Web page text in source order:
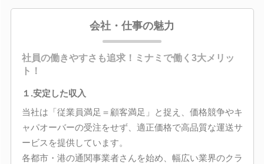
会社・仕事の魅力
社員の働きやすさも追求！ミナミで働く3大メリッ
ト！
１.安定した収入
当社は「従業員満足＝顧客満足」と捉え、価格競争やキ
ャパオーバーの受注をせず、適正価格で高品質な運送サ
ービスを提供しています。
各都市・港の通関事業者さんを始め、幅広い業界のクラ